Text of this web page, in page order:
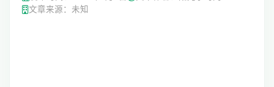
文章来源：未知